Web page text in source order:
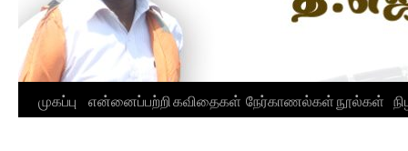
முகப்பு என்னைப்பற்றிகவிதைகள் நேர்காணல்கள்நூல்கள்